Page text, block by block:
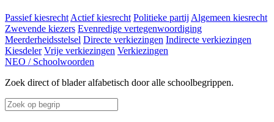
Passief kiesrecht Actief kiesrecht Politieke partij Algemeen kiesrecht
Zwevende kiezers Evenredige vertegenwoordiging
Meerderheidsstelsel Directe verkiezingen Indirecte verkiezingen
Kiesdeler Vrije verkiezingen Verkiezingen
NEO / Schoolwoorden
Zoek direct of blader alfabetisch door alle schoolbegrippen.